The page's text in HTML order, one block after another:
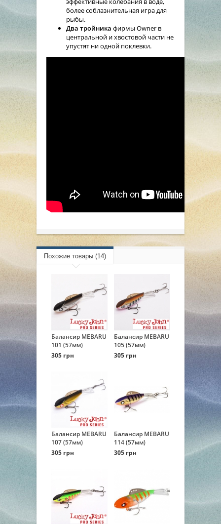
более соблазнительная игра для
рыбы.
Два тройника фирмы Owner в
центральной и хвостовой части не
упустят ни одной поклевки.
Похожие товары (14)
Балансир MEBARU
101 (57мм)
305 грн
Балансир MEBARU
105 (57мм)
305 грн
Балансир MEBARU
107 (57мм)
305 грн
Балансир MEBARU
114 (57мм)
305 грн